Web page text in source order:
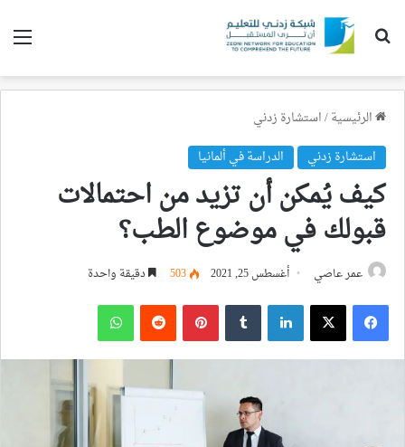
بحث عن
الرئيسية/استشارة زدني
استشارة زدني
الدراسة في ألمانيا
كيف يُمكن أن تزيد من احتمالات
قبولك في موضوع الطب؟
عمر عاصي أغسطس 25, 2021 503 دقيقة واحدة
فيسبوك ‫X لينكدإن بينتيريست واتساب